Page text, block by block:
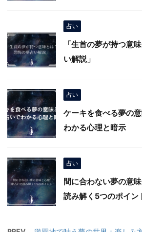
占い
「生首の夢が持つ意
い解説」
占い
ケーキを食べる夢の
わかる心理と暗示
占い
間に合わない夢の意
読み解く5つのポイン